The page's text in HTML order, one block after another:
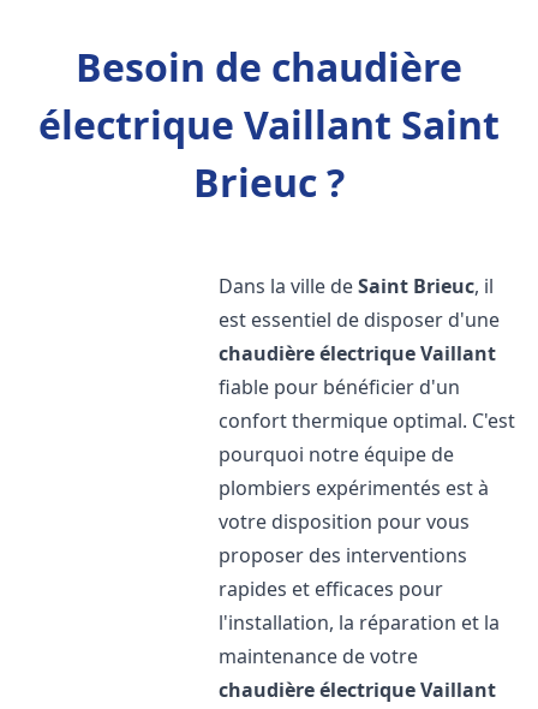
Besoin de chaudière
électrique Vaillant Saint
Brieuc ?
Dans la ville deSaint Brieuc, il
est essentiel de disposer d'une
chaudière électrique Vaillant
fiable pour bénéficier d'un
confort thermique optimal. C'est
pourquoi notre équipe de
plombiers expérimentés est à
votre disposition pour vous
proposer des interventions
rapides et efficaces pour
l'installation, la réparation et la
maintenance de votre
chaudière électrique Vaillant